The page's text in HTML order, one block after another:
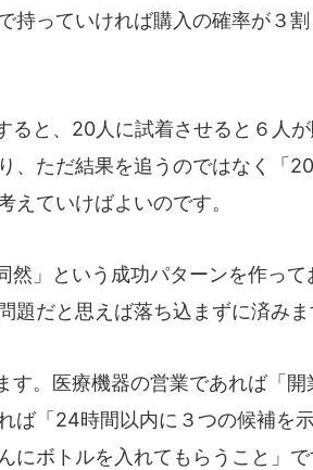
持っていければ購入の確率が３
ると、20人に試着させると６人
、ただ結果を追うのではなく「
えていけばよいのです。
」という成功パターンを作って
題だと思えば落ち込まずに済みま
。医療機器の営業であれば「開
ば「24時間以内に３つの候補を
にボトルを入れてもらうこと」で